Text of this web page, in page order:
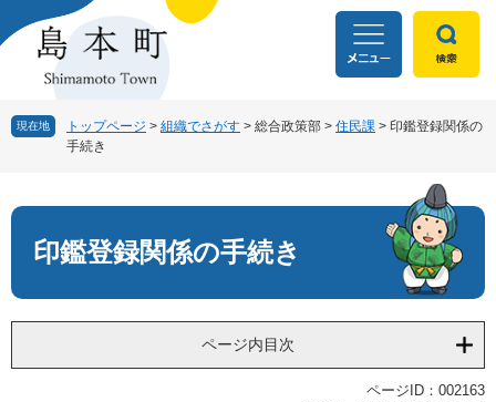
ー
ニ
本
現在地 トップページ > 組織でさがす > 総合政策部 > 住民課 > 印鑑登録関係の
手続き
文
印鑑登録関係の手続き
ページ内目次
ページID：002163